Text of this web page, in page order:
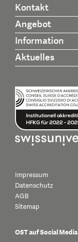
Kontakt
Angebot
Information
Aktuelles
Impressum
Datenschutz
AGB
Sitemap
OST auf Social Media